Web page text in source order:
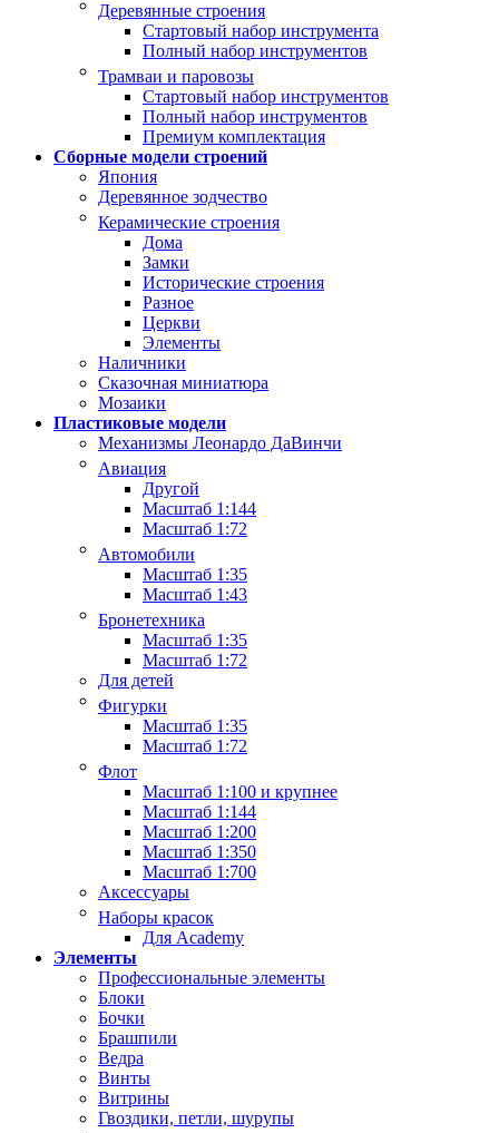
Деревянные строения
Стартовый набор инструмента
Полный набор инструментов
Трамваи и паровозы
Стартовый набор инструментов
Полный набор инструментов
Премиум комплектация
Сборные модели строений
Япония
Деревянное зодчество
Керамические строения
Дома
Замки
Исторические строения
Разное
Церкви
Элементы
Наличники
Сказочная миниатюра
Мозаики
Пластиковые модели
Механизмы Леонардо ДаВинчи
Авиация
Другой
Масштаб 1:144
Масштаб 1:72
Автомобили
Масштаб 1:35
Масштаб 1:43
Бронетехника
Масштаб 1:35
Масштаб 1:72
Для детей
Фигурки
Масштаб 1:35
Масштаб 1:72
Флот
Масштаб 1:100 и крупнее
Масштаб 1:144
Масштаб 1:200
Масштаб 1:350
Масштаб 1:700
Аксессуары
Наборы красок
Для Academy
Элементы
Профессиональные элементы
Блоки
Бочки
Брашпили
Ведра
Винты
Витрины
Гвоздики, петли, шурупы